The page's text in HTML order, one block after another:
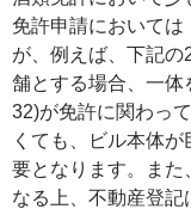
免許申請において
が、例えば、下記
舗とする場合、一体
32)が免許に関わっ
くても、ビル本体
要となります。また
なる上、不動産登